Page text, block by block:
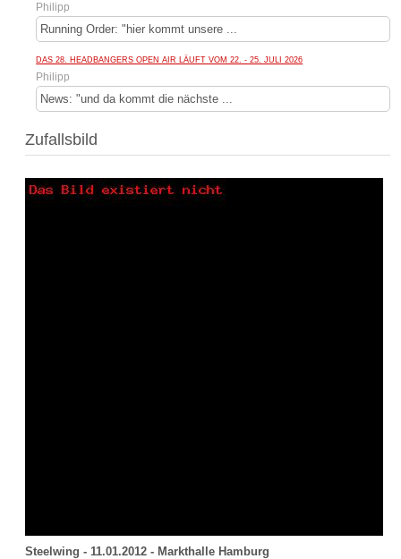
Philipp
Running Order: "hier kommt unsere ...
DAS 28. HEADBANGERS OPEN AIR LÄUFT VOM 22. - 25. JULI 2026
Philipp
News: "und da kommt die nächste ...
Zufallsbild
Steelwing - 11.01.2012 - Markthalle Hamburg